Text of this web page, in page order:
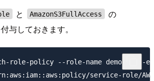
と AmazonS3FullAccess
の
与しておきます。
role-policy --role-name demo-
service-role/